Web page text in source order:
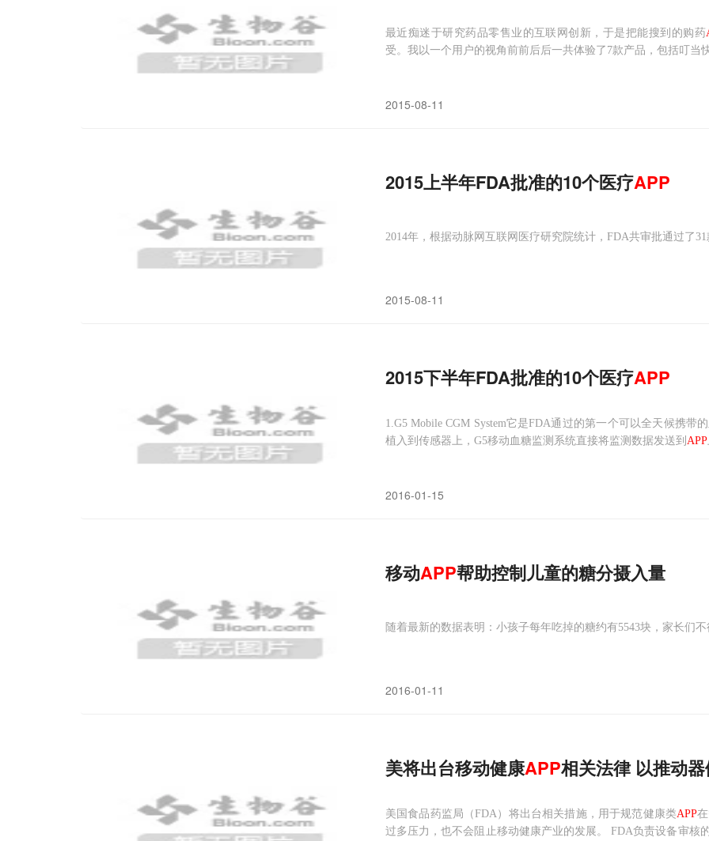
最近痴迷于研究药品零售业的互联网创新，于是把能搜到的购药
受。我以一个用户的视角前前后后一共体验了7款产品，包括叮当
2015-08-11
2015上半年FDA批准的10个医疗APP
2014年，根据动脉网互联网医疗研究院统计，FDA共审批通过了
2015-08-11
2015下半年FDA批准的10个医疗APP
1.G5 Mobile CGM System它是FDA通过的第一个可以全天候携
植入到传感器上，G5移动血糖监测系统直接将监测数据发送到 APP
2016-01-15
移动APP帮助控制儿童的糖分摄入量
随着最新的数据表明：小孩子每年吃掉的糖约有5543块，家长们
2016-01-11
美将出台移动健康APP相关法律 以推动
美国食品药监局（FDA）将出台相关措施，用于规范健康类APP
过多压力，也不会阻止移动健康产业的发展。 FDA负责设备审核